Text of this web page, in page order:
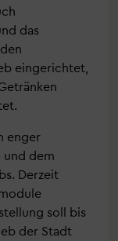
das
eingerichtet,
enger
und dem
Derzeit
soll bis
der Stadt